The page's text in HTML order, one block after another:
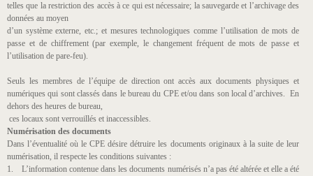
telles que la restriction des accès à ce qui est nécessaire; la sauvegarde et l’archivage des
données au moyen
d’un système externe, etc.; et mesures technologiques comme l’utilisation de mots de
passe et de chiffrement (par exemple, le changement fréquent de mots de passe et
l’utilisation de pare-feu).
Seuls les membres de l’équipe de direction ont accès aux documents physiques et
numériques qui sont classés dans le bureau du CPE et/ou dans son local d’archives. En
dehors des heures de bureau,
ces locaux sont verrouillés et inaccessibles.
Numérisation des documents
Dans l’éventualité où le CPE désire détruire les documents originaux à la suite de leur
numérisation, il respecte les conditions suivantes :
1. L’information contenue dans les documents numérisés n’a pas été altérée et elle a été